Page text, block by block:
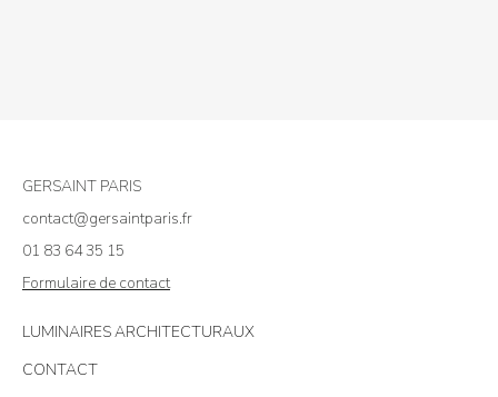
GERSAINT PARIS
contact@gersaintparis.fr
01 83 64 35 15
Formulaire de contact
LUMINAIRES ARCHITECTURAUX
CONTACT